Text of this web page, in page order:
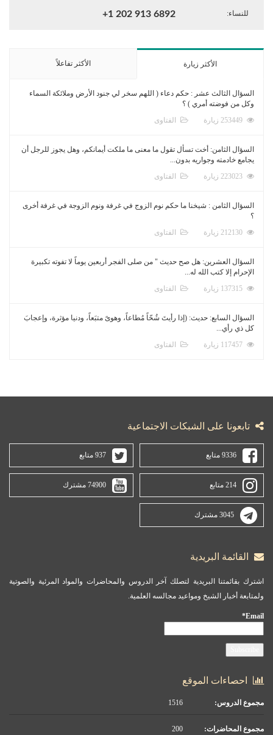
للنساء: +1 202 913 6892
الأكثر زيارة الأكثر تفاعلاً
السؤال الثالث عشر : حكم دعاء ( اللهم سخر لي جنود الأرض وملائكة السماء
وكل من فوضته أمري ) ؟
الفتاوى
السؤال الثامن: أخت تسأل تقول ما معنى ما ملكت أيمانكم، وهل يجوز للرجل أن
يجامع خادمته وجواريه بدون...
الفتاوى
السؤال الثامن : شيخنا ما حكم نوم الزوج في غرفة ونوم الزوجة في غرفة أخرى
؟
الفتاوى
السؤال العشرين: هل صح حديث " من صلى الفجر أربعين يوماً لا تفوته تكبيرة
الإحرام إلا كتب الله له...
الفتاوى
السؤال السابع: حديث: (إذا رأيتَ شُحّاً مُطاعاً، وهوىً متبَعاً، ودنيا مؤثرة، وإعجابَ
كل ذي رأي...
الفتاوى
تابعونا على الشبكات الاجتماعية
9336 متابع 937 متابع
214 متابع 74900 مشترك
3045 مشترك
القائمة البريدية
اشترك بقائمتنا البريدية لتصلك آخر الدروس والمحاضرات والمواد المرئية والصوتية
ولمتابعة أخبار الشيخ ومواعيد مجالسه العلمية.
Email*
احصاءات الموقع
مجموع الدروس:
مجموع المحاضرات: